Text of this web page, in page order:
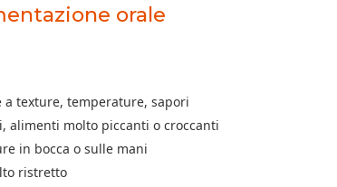
orale
a texture, temperature, sapori
alimenti molto piccanti o croccanti
in bocca o sulle mani
ristretto